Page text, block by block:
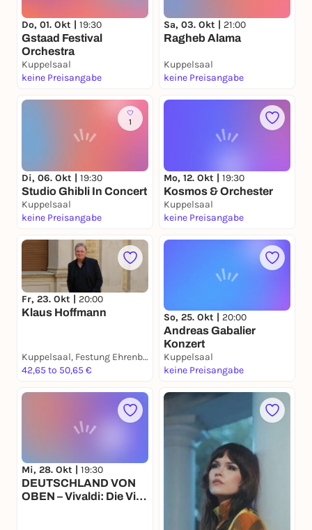
Do, 01. Okt | 19:30
Gstaad Festival
Orchestra
Kuppelsaal
keine Preisangabe
Sa, 03. Okt | 21:00
Ragheb Alama
Kuppelsaal
keine Preisangabe
1
Di, 06. Okt | 19:30
Studio Ghibli In Concert
Kuppelsaal
keine Preisangabe
Mo, 12. Okt | 19:30
Kosmos & Orchester
Kuppelsaal
keine Preisangabe
Fr, 23. Okt | 20:00
Klaus Hoffmann
Kuppelsaal, Festung Ehrenbreitstein
42,65 to 50,65 €
So, 25. Okt | 20:00
Andreas Gabalier
Konzert
Kuppelsaal
keine Preisangabe
Mi, 28. Okt | 19:30
DEUTSCHLAND VON
OBEN – Vivaldi: Die Vier